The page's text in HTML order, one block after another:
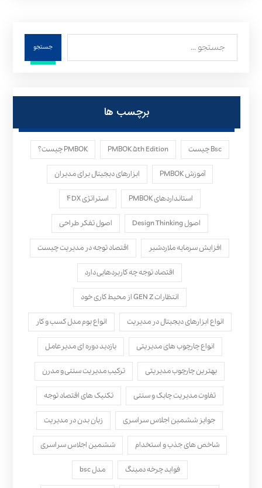
جستجو
برچسب ها
Bsc چیست PMBOK ۵th Edition PMBOK چیست؟
آموزش PMBOK ابزارهای دیجیتال برای مدیران
استانداردهای PMBOK استراتژی ۴DX
اصول Design Thinking اصول تفکر طراحی
افزایش سرمایه ملاردشیر اقتصاد توجه در مدیریت چیست
اقتصاد توجه چه کاربردهایی دارد
انتظارات GEN Z از محیط کاری خود
انواع ابزارهای دیجیتال در مدیریت انواع بوم مدل کسب‌ و کار
انواع چارچوب های مدیریتی بازدید دوره ای مدیرعامل
بهترین چارچوب مدیریتی ترکیب مدیریت سنتی و مدرن
تفاوت مدیریت چابک و سنتی تکنیک های اقتصاد توجه
جوایز ششمین اجلاس سراسری زبان بدن در مدیریت
شاخص های جذب و استخدام ششمین اجلاس سراسری
فواید چرخه دمینگ مدل bsc